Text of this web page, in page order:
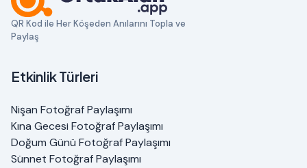
QR Kod ile Her Köşeden Anılarını Topla ve
Paylaş
Etkinlik Türleri
Nişan Fotoğraf Paylaşımı
Kına Gecesi Fotoğraf Paylaşımı
Doğum Günü Fotoğraf Paylaşımı
Sünnet Fotoğraf Paylaşımı